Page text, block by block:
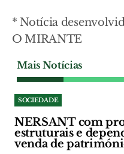
* Notícia
O MIRANTE
Mais Notícias
SOCIEDADE
NERSANT com
estruturais e
venda de